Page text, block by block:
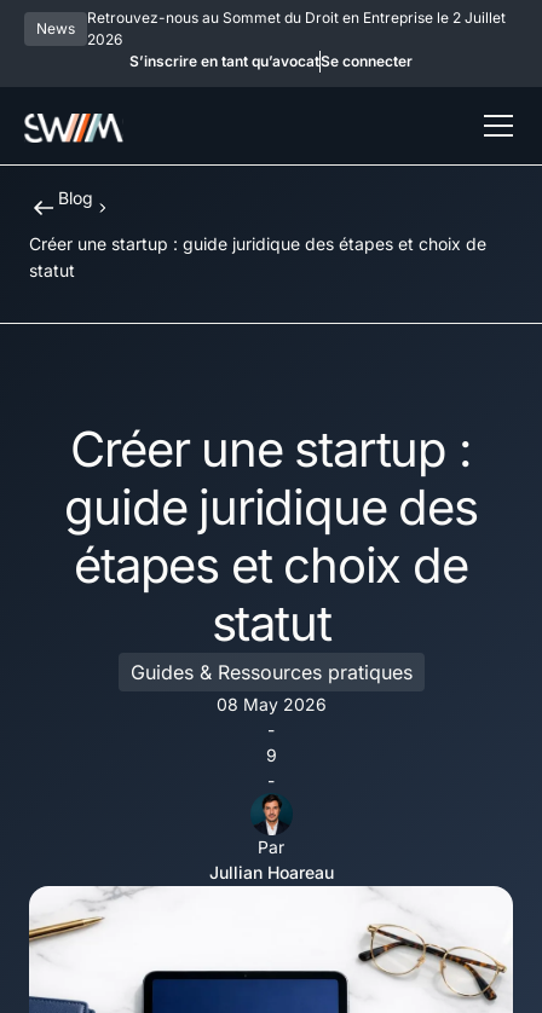
News
Retrouvez-nous au Sommet du Droit en Entreprise le 2 Juillet
2026
S’inscrire en tant qu’avocatSe connecter
Blog
Créer une startup : guide juridique des étapes et choix de
statut
Créer une startup :
guide juridique des
étapes et choix de
statut
Guides & Ressources pratiques
08 May 2026
-
9
-
Par
Jullian Hoareau